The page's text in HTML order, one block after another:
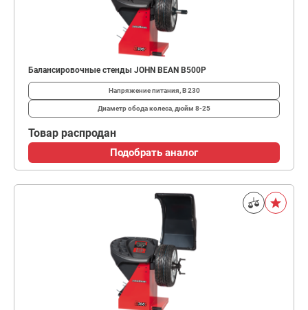
Балансировочные стенды JOHN BEAN B500P
Напряжение питания, В230
Диаметр обода колеса, дюйм 8-25
Товар распродан
Подобрать аналог